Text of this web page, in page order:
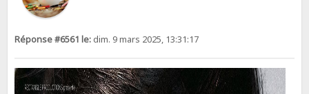
Réponse #6561 le: dim. 9 mars 2025, 13:31:17